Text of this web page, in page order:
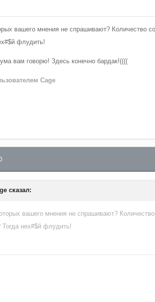
вашего мнения не спрашивают? Количество
флудить!
вам говорю! Здесь конечно бардак!((((
Cage
сказал:
вашего мнения не спрашивают?
Тогда нех#$й флудить!
вам говорю! Здесь конечно бардак!((((